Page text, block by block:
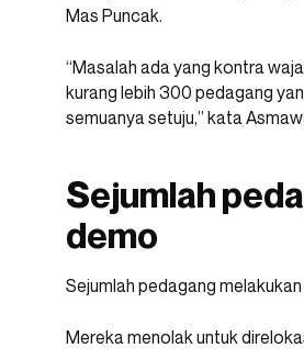
Mas Puncak.
“Masalah ada yang kontra
kurang lebih 300 pedagang
semuanya setuju,” kata
Sejumlah
demo
Sejumlah pedagang
Mereka menolak untuk